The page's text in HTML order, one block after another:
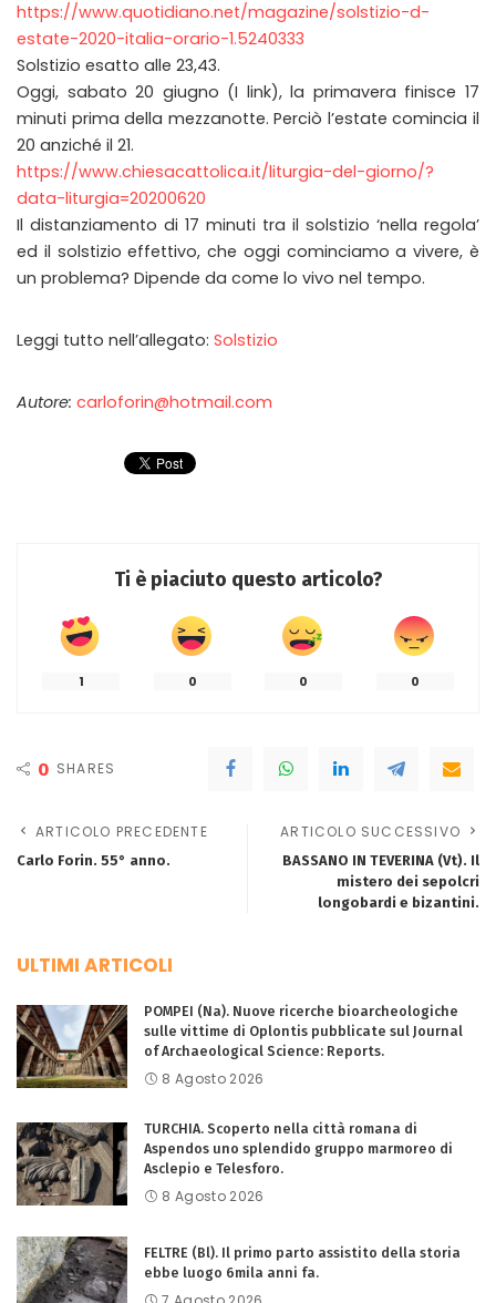
https://www.quotidiano.net/magazine/solstizio-d-
estate-2020-italia-orario-1.5240333
Solstizio esatto alle 23,43.
Oggi, sabato 20 giugno (I link), la primavera finisce 17
minuti prima della mezzanotte. Perciò l’estate comincia il
20 anziché il 21.
https://www.chiesacattolica.it/liturgia-del-giorno/?
data-liturgia=20200620
Il distanziamento di 17 minuti tra il solstizio ‘nella regola’
ed il solstizio effettivo, che oggi cominciamo a vivere, è
un problema? Dipende da come lo vivo nel tempo.
Leggi tutto nell’allegato: Solstizio
Autore: carloforin@hotmail.com
Ti è piaciuto questo articolo?
1 0 0 0
0 SHARES
ARTICOLO PRECEDENTE
Carlo Forin. 55° anno.
ARTICOLO SUCCESSIVO
BASSANO IN TEVERINA (Vt). Il
mistero dei sepolcri
longobardi e bizantini.
ULTIMI ARTICOLI
POMPEI (Na). Nuove ricerche bioarcheologiche
sulle vittime di Oplontis pubblicate sul Journal
of Archaeological Science: Reports.
8 Agosto 2026
TURCHIA. Scoperto nella città romana di
Aspendos uno splendido gruppo marmoreo di
Asclepio e Telesforo.
8 Agosto 2026
FELTRE (Bl). Il primo parto assistito della storia
ebbe luogo 6mila anni fa.